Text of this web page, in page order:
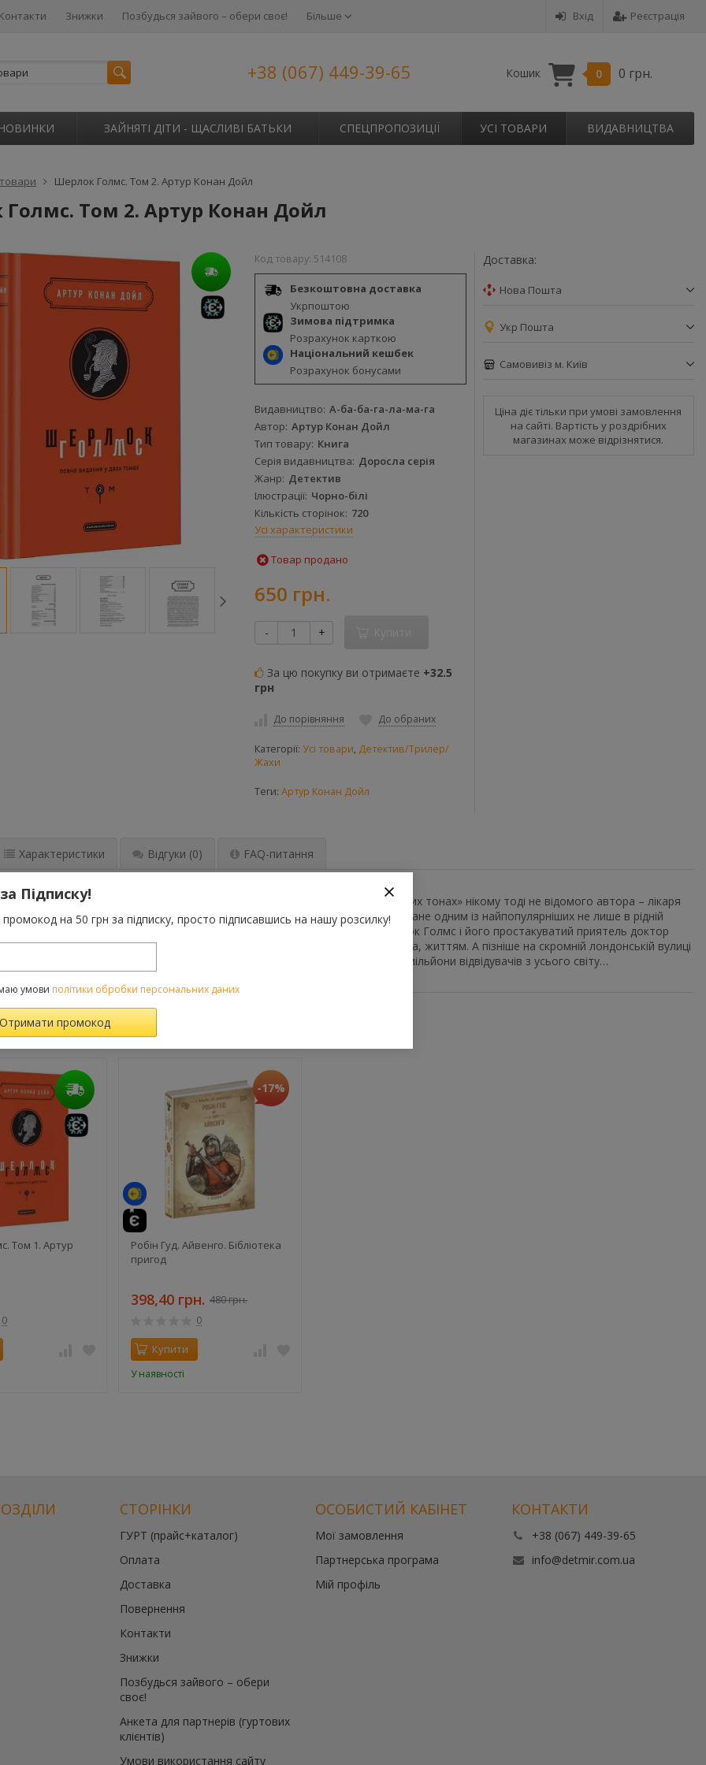
Вхід Реєстрація
Контакти Знижки Позбудься зайвого – обери своє! Більше
+38 (067) 449-39-65 Кошик 0 0 грн.
НОВИНКИ ЗАЙНЯТІ ДІТИ - ЩАСЛИВІ БАТЬКИ СПЕЦПРОПОЗИЦІЇ УСІ ТОВАРИ ВИДАВНИЦТВА
товари Шерлок Голмс. Том 2. Артур Конан Дойл
Том 2. Артур Конан Дойл
Код товару: 514108
Безкоштовна доставка
Укрпоштою
Зимова підтримка
Розрахунок карткою
Національний кешбек
Розрахунок бонусами
Видавництво А-ба-ба-га-ла-ма-га
Автор Артур Конан Дойл
Тип товару Книга
Серія видавництва Доросла серія
Жанр Детектив
Ілюстрації Чорно-білі
Кількість сторінок 720
Усі характеристики
Товар продано
650 грн.
- +
За цю покупку ви отримаєте +32.5
грн
До порівняння До обраних
Категорії: Усі товари, Детектив/Трилер/
Жахи
Теги: Артур Конан Дойл
Доставка:
Нова Пошта
Укр Пошта
Самовивіз м. Київ
Ціна діє тільки при умові замовлення
на сайті. Вартість у роздрібних
магазинах може відрізнятися.
Характеристики Відгуки (0) FAQ-питання
різдвяному альманасі» з’явилася друком повість «Етюд у багряних тонах» нікому тоді не відомого автора – лікаря
Упродовж чотирьох наступних десятиліть ім’я цього письменника стане одним із найпопулярніших не лише в рідній
цілому світі, а створені ним персонажі – геніальний детектив-аматор Шерлок Голмс і його простакуватий приятель доктор
у свідомості читачів власним, часом навіть незалежним від волі автора, життям. А пізніше на скромній лондонській вулиці
з’явиться будинок-музей Шерлока Голмса, який щороку прийматиме мільйони відвідувачів з усього світу…
ТАКОЖ КУПУЮТЬ
Том 1. Артур
0
-17%
Робін Гуд. Айвенго. Бібліотека
пригод
398,40 грн. 480 грн.
0
Купити
У наявності
СТОРІНКИ
ГУРТ (прайс+каталог)
Оплата
Доставка
Повернення
Контакти
Знижки
Позбудься зайвого – обери
своє!
Анкета для партнерів (гуртових
клієнтів)
Умови використання сайту
ОСОБИСТИЙ КАБІНЕТ
Мої замовлення
Партнерська програма
Мій профіль
КОНТАКТИ
+38 (067) 449-39-65
info@detmir.com.ua
Підписку!
на 50 грн за підписку, просто підписавшись на нашу розсилку!
умови політики обробки персональних даних